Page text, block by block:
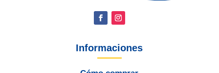
Informaciones